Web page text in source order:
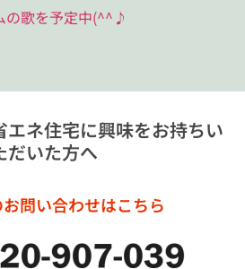
の歌を予定中(^^♪
エネ住宅に興味をお持ちい
だいた方へ
問い合わせはこちら